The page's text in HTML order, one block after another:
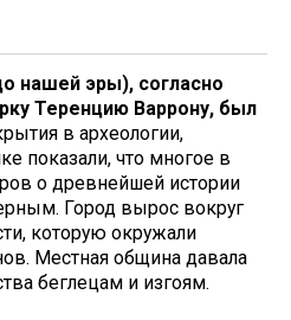
нашей эры), согласно
Теренцию Варрону, был
в археологии,
показали, что многое в
о древнейшей истории
Город вырос вокруг
которую окружали
Местная община давала
беглецам и изгоям.